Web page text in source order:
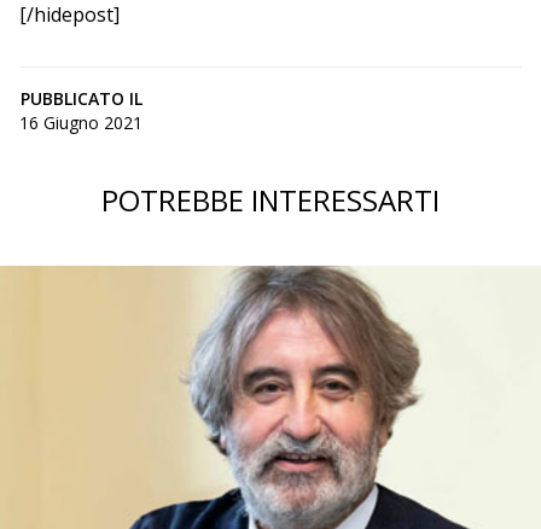
[/hidepost]
PUBBLICATO IL
16 Giugno 2021
POTREBBE INTERESSARTI